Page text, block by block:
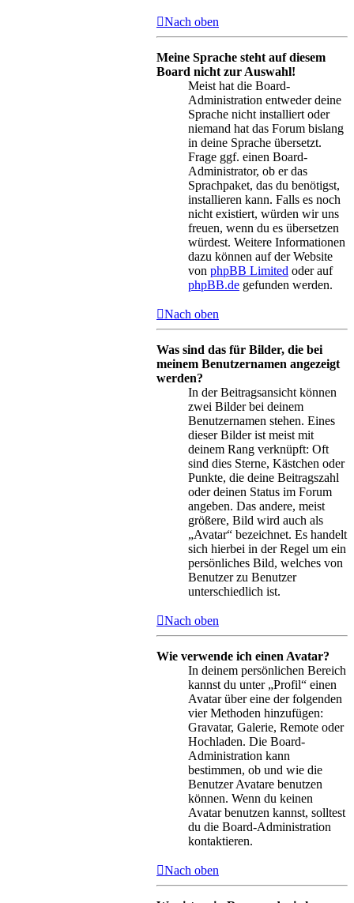
Nach oben
Meine Sprache steht auf diesem
Board nicht zur Auswahl!
Meist hat die Board-
Administration entweder deine
Sprache nicht installiert oder
niemand hat das Forum bislang
in deine Sprache übersetzt.
Frage ggf. einen Board-
Administrator, ob er das
Sprachpaket, das du benötigst,
installieren kann. Falls es noch
nicht existiert, würden wir uns
freuen, wenn du es übersetzen
würdest. Weitere Informationen
dazu können auf der Website
von phpBB Limited oder auf
phpBB.de gefunden werden.
Nach oben
Was sind das für Bilder, die bei
meinem Benutzernamen angezeigt
werden?
In der Beitragsansicht können
zwei Bilder bei deinem
Benutzernamen stehen. Eines
dieser Bilder ist meist mit
deinem Rang verknüpft: Oft
sind dies Sterne, Kästchen oder
Punkte, die deine Beitragszahl
oder deinen Status im Forum
angeben. Das andere, meist
größere, Bild wird auch als
„Avatar“ bezeichnet. Es handelt
sich hierbei in der Regel um ein
persönliches Bild, welches von
Benutzer zu Benutzer
unterschiedlich ist.
Nach oben
Wie verwende ich einen Avatar?
In deinem persönlichen Bereich
kannst du unter „Profil“ einen
Avatar über eine der folgenden
vier Methoden hinzufügen:
Gravatar, Galerie, Remote oder
Hochladen. Die Board-
Administration kann
bestimmen, ob und wie die
Benutzer Avatare benutzen
können. Wenn du keinen
Avatar benutzen kannst, solltest
du die Board-Administration
kontaktieren.
Nach oben